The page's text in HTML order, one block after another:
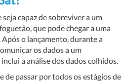
capaz de sobreviver a um
que pode chegar a uma
o lançamento, durante a
os dados a um
a análise dos dados colhidos.
passar por todos os estágios de